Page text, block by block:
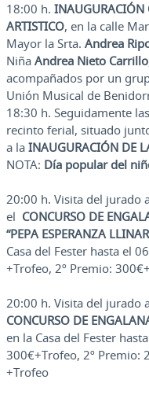
18:00 h. INAUGURACIÓN
ARTISTICO, en la calle
Mayor la Srta. Andrea
Niña Andrea Nieto Carrillo
acompañados por un
Unión Musical de
18:30 h. Seguidamente
recinto ferial, situado
a la INAUGURACIÓN DE
NOTA: Día popular del
20:00 h. Visita del jurado
el CONCURSO DE
“PEPA ESPERANZA
Casa del Fester hasta el
+Trofeo, 2º Premio:
20:00 h. Visita del jurado
CONCURSO DE
en la Casa del Fester
300€+Trofeo, 2º Premio:
+Trofeo